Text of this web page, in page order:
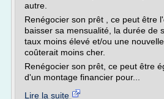
autre.
Renégocier son prêt , ce peut être
baisser sa mensualité, la durée de
taux moins élevé et/ou une
coûterait moins cher.
Renégocier son prêt, ce peut être
d'un montage financier pour...
Lire la suite